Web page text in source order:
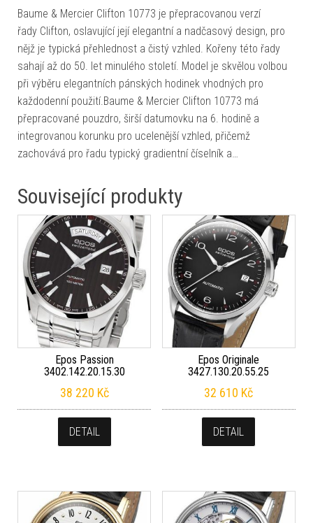
Baume & Mercier Clifton 10773 je přepracovanou verzí
řady Clifton, oslavující její elegantní a nadčasový design, pro
nějž je typická přehlednost a čistý vzhled. Kořeny této řady
sahají až do 50. let minulého století. Model je skvělou volbou
při výběru elegantních pánských hodinek vhodných pro
každodenní použití.Baume & Mercier Clifton 10773 má
přepracované pouzdro, širší datumovku na 6. hodině a
integrovanou korunku pro ucelenější vzhled, přičemž
zachovává pro řadu typický gradientní číselník a…
Související produkty
Epos Passion
3402.142.20.15.30
38 220 Kč
DETAIL
Epos Originale
3427.130.20.55.25
32 610 Kč
DETAIL